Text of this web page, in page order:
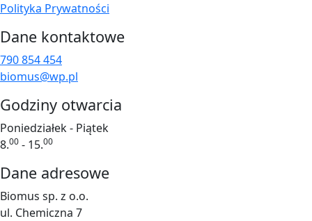
Polityka Prywatności
Dane kontaktowe
790 854 454
biomus@wp.pl
Godziny otwarcia
Poniedziałek - Piątek
8.00 - 15.00
Dane adresowe
Biomus sp. z o.o.
ul. Chemiczna 7